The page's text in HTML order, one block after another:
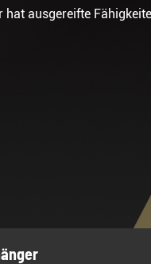
ausgereifte